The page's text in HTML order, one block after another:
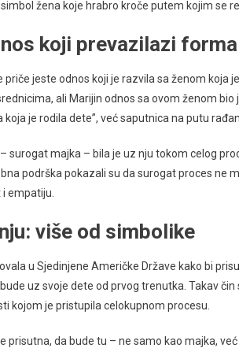
žena koje hrabro kroče putem kojim se
koji prevazilazi
jeste odnos koji je razvila sa ženom koja
ali Marijin odnos sa ovom ženom
je rodila dete”, već saputnica na putu
surogat majka – bila je uz nju tokom celog
podrška pokazali su da surogat proces ne
empatiju.
više od simbolike
u Sjedinjene Američke Države kako bi
uz svoje dete od prvog trenutka. Takav
kojom je pristupila celokupnom procesu.
prisutna, da bude tu – ne samo kao majka,